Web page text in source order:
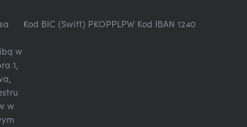
w
1,
w
Kod BIC (Swift) PKOPPLPW Kod IBAN 1240